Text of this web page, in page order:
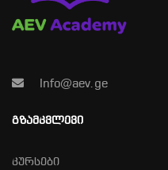
Info@aev.ge
ᲒᲖᲐᲛᲙᲕᲚᲔᲕᲘ
კურსები